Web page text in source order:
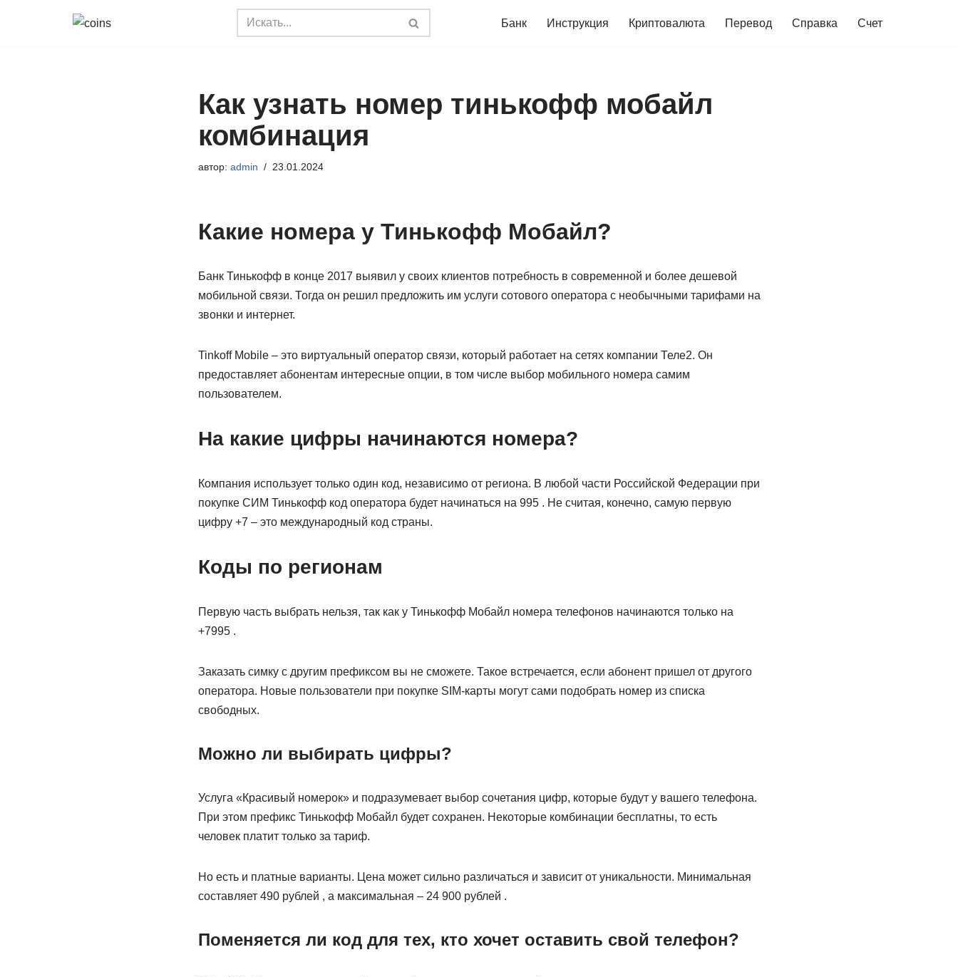
Банк Инструкция Криптовалюта Перевод Справка Счет
Как узнать номер тинькофф мобайл
комбинация
автор: admin 23.01.2024
Какие номера у Тинькофф Мобайл?
Банк Тинькофф в конце 2017 выявил у своих клиентов потребность в современной и более дешевой
мобильной связи. Тогда он решил предложить им услуги сотового оператора с необычными тарифами на
звонки и интернет.
Tinkoff Mobile – это виртуальный оператор связи, который работает на сетях компании Теле2. Он
предоставляет абонентам интересные опции, в том числе выбор мобильного номера самим
пользователем.
На какие цифры начинаются номера?
Компания использует только один код, независимо от региона. В любой части Российской Федерации при
покупке СИМ Тинькофф код оператора будет начинаться на 995 . Не считая, конечно, самую первую
цифру +7 – это международный код страны.
Коды по регионам
Первую часть выбрать нельзя, так как у Тинькофф Мобайл номера телефонов начинаются только на
+7995 .
Заказать симку с другим префиксом вы не сможете. Такое встречается, если абонент пришел от другого
оператора. Новые пользователи при покупке SIM-карты могут сами подобрать номер из списка
свободных.
Можно ли выбирать цифры?
Услуга «Красивый номерок» и подразумевает выбор сочетания цифр, которые будут у вашего телефона.
При этом префикс Тинькофф Мобайл будет сохранен. Некоторые комбинации бесплатны, то есть
человек платит только за тариф.
Но есть и платные варианты. Цена может сильно различаться и зависит от уникальности. Минимальная
составляет 490 рублей , а максимальная – 24 900 рублей .
Поменяется ли код для тех, кто хочет оставить свой телефон?